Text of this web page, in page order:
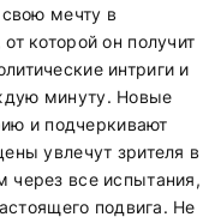
мечту в
которой он получит
интриги и
минуту. Новые
и подчеркивают
увлечут зрителя в
через все испытания,
подвига. Не